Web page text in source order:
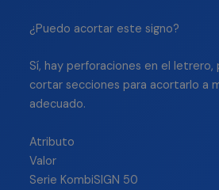
¿Puedo acortar este signo?
Sí, hay perforaciones en el
cortar secciones para acortarlo a
adecuado.
Atributo
Valor
Serie KombiSIGN 50